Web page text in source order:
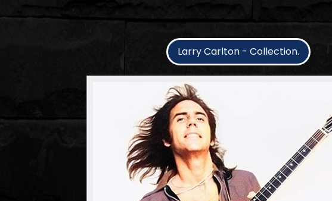
Larry Carlton - Collection.